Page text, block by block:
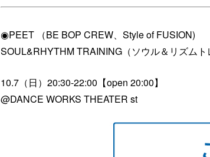
◉PEET （BE BOP CREW、Style of FUSION)
SOUL&RHYTHM TRAINING（ソウル＆リズム
10.7（日）20:30-22:00【open 20:00】
@DANCE WORKS THEATER st